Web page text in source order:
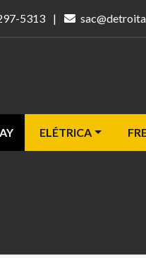
5313 |
ELÉTRICA